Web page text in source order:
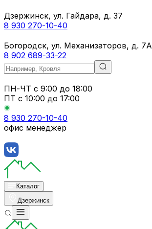
Дзержинск, ул. Гайдара, д. 37
8 930 270-10-40
Богородск, ул. Механизаторов, д. 7А
8 902 689-33-22
ПН-ЧТ с 9:00 до 18:00
ПТ с 10:00 до 17:00
8 930 270-10-40
офис менеджер
Каталог
Дзержинск